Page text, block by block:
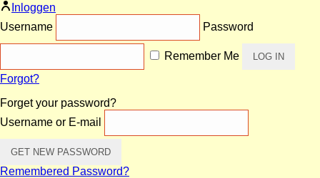
Inloggen
Username
Password
Remember Me
Forgot?
Forget your password?
Username or E-mail
Remembered Password?